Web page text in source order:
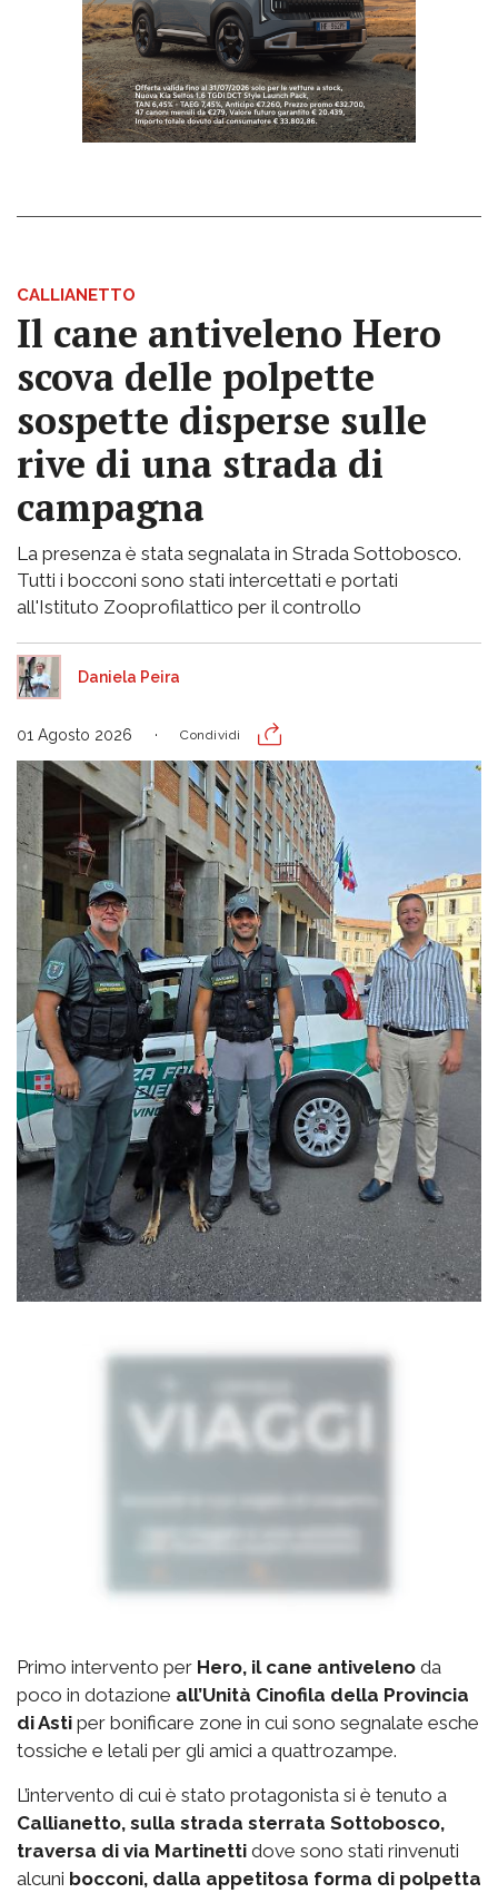
CALLIANETTO
Il cane antiveleno Hero
scova delle polpette
sospette disperse sulle
rive di una strada di
campagna
La presenza è stata segnalata in Strada Sottobosco.
Tutti i bocconi sono stati intercettati e portati
all'Istituto Zooprofilattico per il controllo
Daniela Peira
01 Agosto 2026 Condividi
Primo intervento per Hero, il cane antiveleno da
poco in dotazione all’Unità Cinofila della Provincia
di Asti per bonificare zone in cui sono segnalate esche
tossiche e letali per gli amici a quattrozampe.
L’intervento di cui è stato protagonista si è tenuto a
Callianetto, sulla strada sterrata Sottobosco,
traversa di via Martinetti dove sono stati rinvenuti
alcuni bocconi, dalla appetitosa forma di polpetta